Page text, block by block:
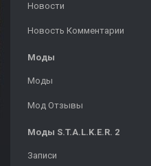
Новости
Новость Комментарии
Моды
Моды
Мод Отзывы
Моды S.T.A.L.K.E.R. 2
Записи